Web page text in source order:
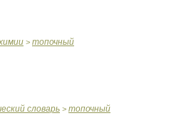
> топочный
словарь > топочный